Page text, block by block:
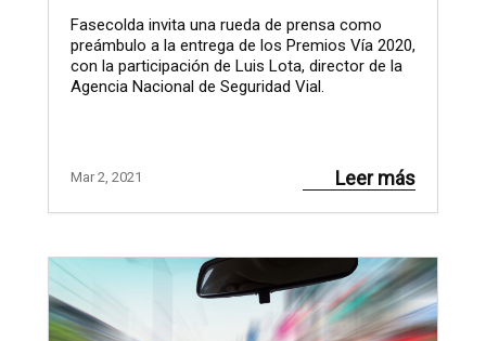
Fasecolda invita una rueda de prensa como
preámbulo a la entrega de los Premios Vía 2020,
con la participación de Luis Lota, director de la
Agencia Nacional de Seguridad Vial.
Mar 2, 2021 Leer más